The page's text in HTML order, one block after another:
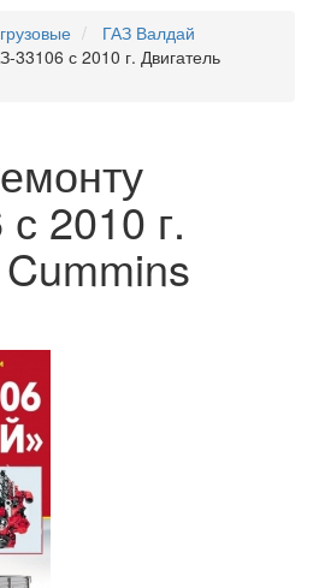
ГАЗ Валдай
33106 с 2010 г. Двигатель
2010 г.